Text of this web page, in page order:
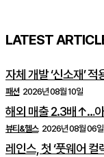
LATEST
자체 개발 ‘신소재’
패션 2026년 08월 10일
해외 매출 2.3배↑…아
뷰티&헬스 2026년 08월 06일
레인스, 첫 ‘풋웨어 컬